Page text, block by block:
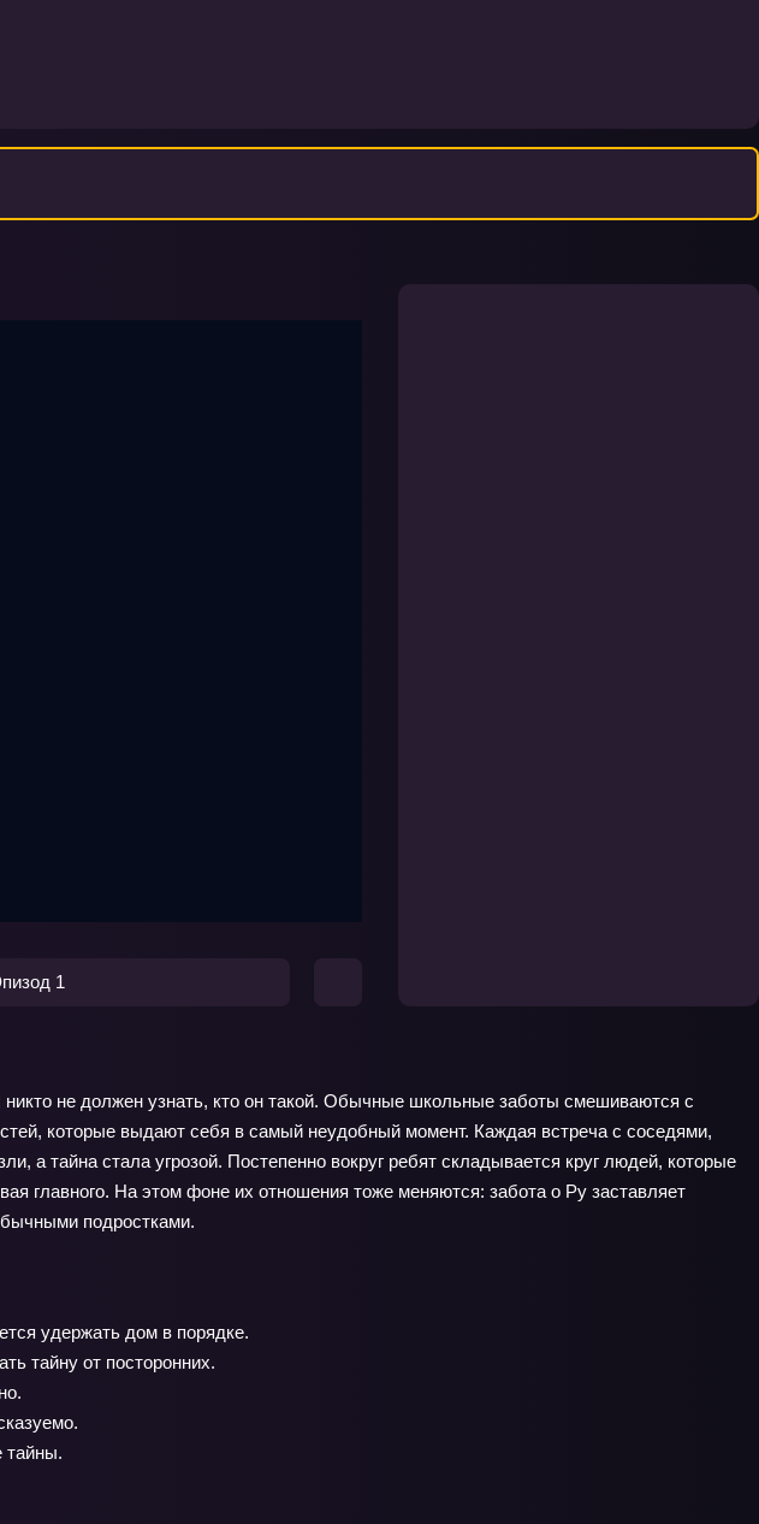
1
не должен узнать, кто он такой. Обычные школьные заботы смешиваются с
которые выдают себя в самый неудобный момент. Каждая встреча с соседями,
а тайна стала угрозой. Постепенно вокруг ребят складывается круг людей, которые
главного. На этом фоне их отношения тоже меняются: забота о Ру заставляет
подростками.
удержать дом в порядке.
тайну от посторонних.
тайны.